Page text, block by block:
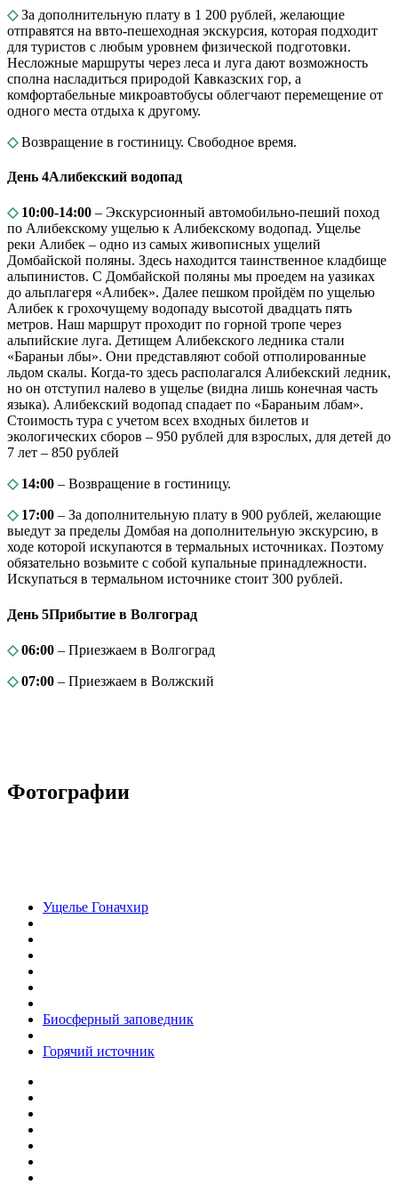
◇За дополнительную плату в 1 200 рублей, желающие
отправятся на ввто-пешеходная экскурсия, которая подходит
для туристов с любым уровнем физической подготовки.
Несложные маршруты через леса и луга дают возможность
сполна насладиться природой Кавказских гор, а
комфортабельные микроавтобусы облегчают перемещение от
одного места отдыха к другому.
◇Возвращение в гостиницу. Свободное время.
День 4Алибекский водопад
◇ 10:00-14:00 – Экскурсионный автомобильно-пеший поход
по Алибекскому ущелью к Алибекскому водопад. Ущелье
реки Алибек ‒ одно из самых живописных ущелий
Домбайской поляны. Здесь находится таинственное кладбище
альпинистов. С Домбайской поляны мы проедем на уазиках
до альплагеря «Алибек». Далее пешком пройдём по ущелью
Алибек к грохочущему водопаду высотой двадцать пять
метров. Наш маршрут проходит по горной тропе через
альпийские луга. Детищем Алибекского ледника стали
«Бараньи лбы». Они представляют собой отполированные
льдом скалы. Когда-то здесь располагался Алибекский ледник,
но он отступил налево в ущелье (видна лишь конечная часть
языка). Алибекский водопад спадает по «Бараньим лбам».
Стоимость тура с учетом всех входных билетов и
экологических сборов – 950 рублей для взрослых, для детей до
7 лет – 850 рублей
◇ 14:00 – Возвращение в гостиницу.
◇ 17:00 – За дополнительную плату в 900 рублей, желающие
выедут за пределы Домбая на дополнительную экскурсию, в
ходе которой искупаются в термальных источниках. Поэтому
обязательно возьмите с собой купальные принадлежности.
Искупаться в термальном источнике стоит 300 рублей.
День 5Прибытие в Волгоград
◇ 06:00 – Приезжаем в Волгоград
◇ 07:00 – Приезжаем в Волжский
Фотографии
Ущелье Гоначхир
Биосферный заповедник
Горячий источник